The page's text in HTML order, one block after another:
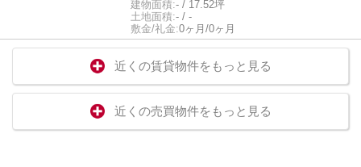
建物面積:- / 17.52坪
土地面積:- / -
敷金/礼金:0ヶ月/0ヶ月
近くの賃貸物件をもっと見る
近くの売買物件をもっと見る